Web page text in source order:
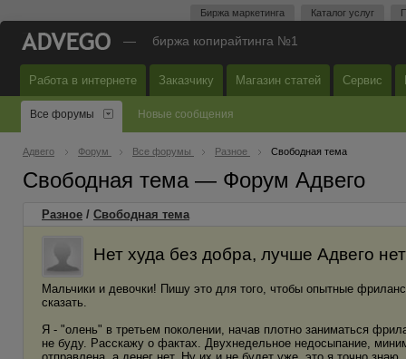
Биржа маркетинга Каталог услуг
— биржа копирайтинга №1
Работа в интернете Заказчику Магазин статей Сервис
Все форумы Новые сообщения
Адвего Форум Все форумы Разное Свободная тема
Свободная тема — Форум Адвего
Разное / Свободная тема
Нет худа без добра, лучше Адвего
Мальчики и девочки! Пишу это для того, чтобы опытные
сказать.
Я - "олень" в третьем поколении, начав плотно заниматься
не буду. Расскажу о фактах. Двухнедельное недосыпание,